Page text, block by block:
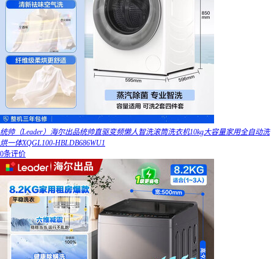
统帅（Leader）海尔出品统帅直驱变频懒人智洗滚筒洗衣机10kg大容量家用全自动洗
烘一体XQGL100-HBLDB686WU1
0条评价